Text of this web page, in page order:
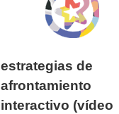
estrategias de
afrontamiento
interactivo (vídeo